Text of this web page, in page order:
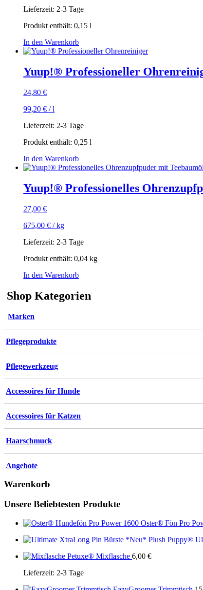
Lieferzeit: 2-3 Tage
Produkt enthält: 0,15 l
In den Warenkorb
Yuup!® Professioneller
24,80 €
99,20 € /l
Lieferzeit: 2-3 Tage
Produkt enthält: 0,25 l
In den Warenkorb
Yuup!® Professionelles
27,00 €
675,00 € /kg
Lieferzeit: 2-3 Tage
Produkt enthält: 0,04 kg
In den Warenkorb
Shop Kategorien
Marken
Pflegeprodukte
Pflegewerkzeug
Accessoires für Hunde
Accessoires für Katzen
Haarschmuck
Angebote
Warenkorb
Unsere Beliebtesten Produkte
Oster® Fön Pro
Plush Puppy®
Petuxe® Mixflasche 6,00 €
Lieferzeit: 2-3 Tage